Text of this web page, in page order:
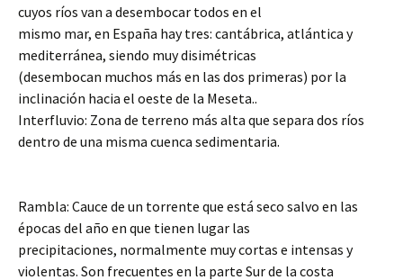
cuyos ríos van a desembocar todos en el
mismo mar, en España hay tres: cantábrica, atlántica y
mediterránea, siendo muy disimétricas
(desembocan muchos más en las dos primeras) por la
inclinación hacia el oeste de la Meseta..
Interfluvio: Zona de terreno más alta que separa dos ríos
dentro de una misma cuenca sedimentaria.
Rambla: Cauce de un torrente que está seco salvo en las
épocas del año en que tienen lugar las
precipitaciones, normalmente muy cortas e intensas y
violentas. Son frecuentes en la parte Sur de la costa